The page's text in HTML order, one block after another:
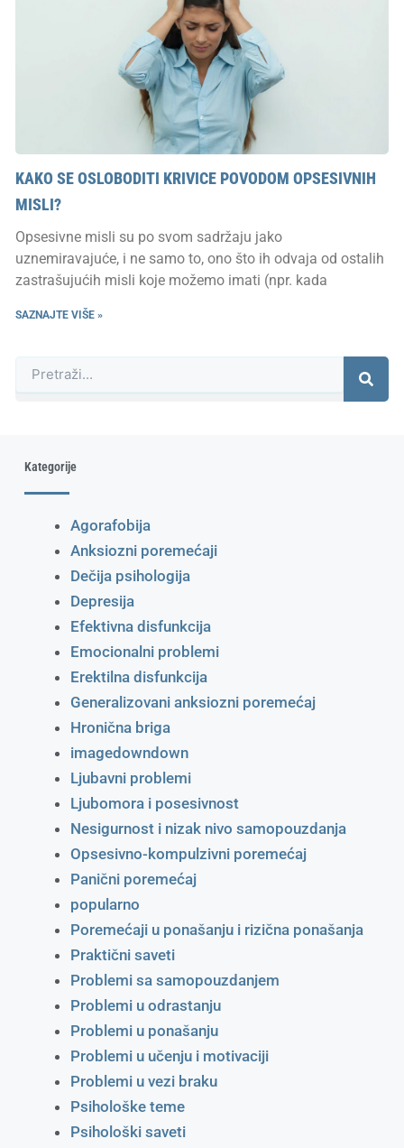
KAKO SE OSLOBODITI KRIVICE POVODOM OPSESIVNIH
MISLI?
Opsesivne misli su po svom sadržaju jako
uznemiravajuće, i ne samo to, ono što ih odvaja od ostalih
zastrašujućih misli koje možemo imati (npr. kada
SAZNAJTE VIŠE »
Kategorije
Agorafobija
Anksiozni poremećaji
Dečija psihologija
Depresija
Efektivna disfunkcija
Emocionalni problemi
Erektilna disfunkcija
Generalizovani anksiozni poremećaj
Hronična briga
imagedowndown
Ljubavni problemi
Ljubomora i posesivnost
Nesigurnost i nizak nivo samopouzdanja
Opsesivno-kompulzivni poremećaj
Panični poremećaj
popularno
Poremećaji u ponašanju i rizična ponašanja
Praktični saveti
Problemi sa samopouzdanjem
Problemi u odrastanju
Problemi u ponašanju
Problemi u učenju i motivaciji
Problemi u vezi braku
Psihološke teme
Psihološki saveti